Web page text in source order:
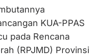
KUA-PPAS
pada Rencana
(RPJMD) Provinsi